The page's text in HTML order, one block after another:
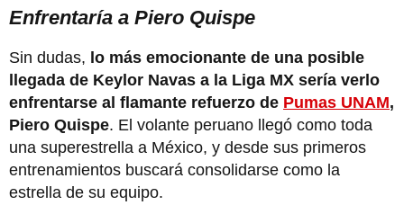
Enfrentaría a Piero Quispe
Sin dudas, lo más emocionante de una posible
llegada de Keylor Navas a la Liga MX sería verlo
enfrentarse al flamante refuerzo de Pumas UNAM,
Piero Quispe. El volante peruano llegó como toda
una superestrella a México, y desde sus primeros
entrenamientos buscará consolidarse como la
estrella de su equipo.